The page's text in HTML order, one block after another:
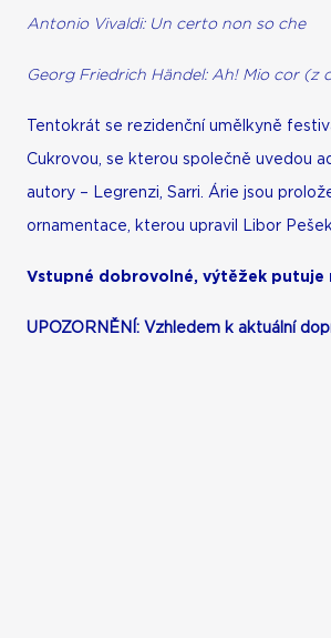
Antonio Vivaldi: Un certo non so che
Georg Friedrich Händel: Ah! Mio cor (z
Tentokrát se rezidenční umělkyně
Cukrovou, se kterou společně uvedou
autory – Legrenzi, Sarri. Árie jsou
ornamentace, kterou upravil Libor
Vstupné dobrovolné, výtěžek putuje
UPOZORNĚNÍ: Vzhledem k aktuální